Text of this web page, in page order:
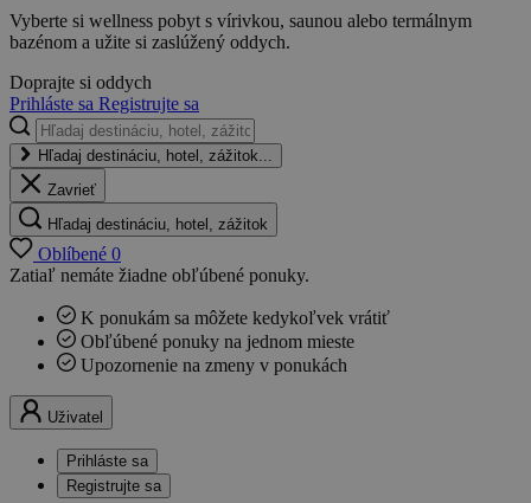
Vyberte si wellness pobyt s vírivkou, saunou alebo termálnym
bazénom a užite si zaslúžený oddych.
Doprajte si oddych
Prihláste sa Registrujte sa
Hľadaj destináciu, hotel, zážitok...
Zavrieť
Hľadaj destináciu, hotel, zážitok
Oblíbené 0
Zatiaľ nemáte žiadne obľúbené ponuky.
K ponukám sa môžete kedykoľvek vrátiť
Obľúbené ponuky na jednom mieste
Upozornenie na zmeny v ponukách
Uživatel
Prihláste sa
Registrujte sa